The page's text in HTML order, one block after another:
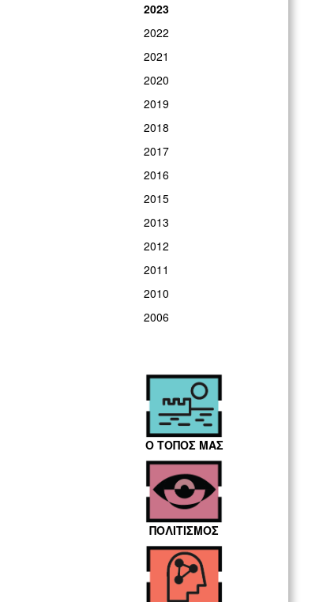
2023
2022
2021
2020
2019
2018
2017
2016
2015
2013
2012
2011
2010
2006
Ο ΤΟΠΟΣ ΜΑΣ
ΠΟΛΙΤΙΣΜΟΣ